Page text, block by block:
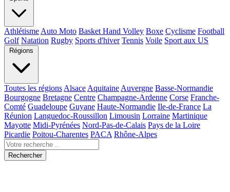
Athlétisme Auto Moto Basket Hand Volley Boxe Cyclisme Football
Golf Natation Rugby Sports d'hiver Tennis Voile Sport aux US
Régions
Toutes les régions Alsace Aquitaine Auvergne Basse-Normandie
Bourgogne Bretagne Centre Champagne-Ardenne Corse Franche-
Comté Guadeloupe Guyane Haute-Normandie Ile-de-France La
Réunion Languedoc-Roussillon Limousin Lorraine Martinique
Mayotte Midi-Pyrénées Nord-Pas-de-Calais Pays de la Loire
Picardie Poitou-Charentes PACA Rhône-Alpes
Rechercher